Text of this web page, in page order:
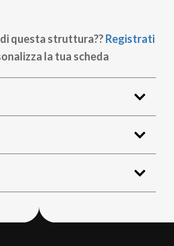
questa struttura??Registrati
la tua scheda